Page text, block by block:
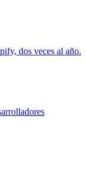
dos veces al año.